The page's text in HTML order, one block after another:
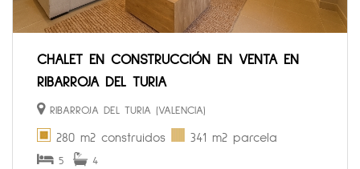
CHALET EN CONSTRUCCIÓN EN VENTA EN
RIBARROJA DEL TURIA
RIBARROJA DEL TURIA (VALENCIA)
280 m2 construidos 341 m2 parcela
5 4